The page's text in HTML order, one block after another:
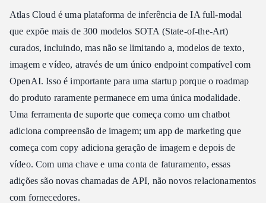
Atlas Cloud é uma plataforma de inferência de IA full-modal
que expõe mais de 300 modelos SOTA (State-of-the-Art)
curados, incluindo, mas não se limitando a, modelos de texto,
imagem e vídeo, através de um único endpoint compatível com
OpenAI. Isso é importante para uma startup porque o roadmap
do produto raramente permanece em uma única modalidade.
Uma ferramenta de suporte que começa como um chatbot
adiciona compreensão de imagem; um app de marketing que
começa com copy adiciona geração de imagem e depois de
vídeo. Com uma chave e uma conta de faturamento, essas
adições são novas chamadas de API, não novos relacionamentos
com fornecedores.